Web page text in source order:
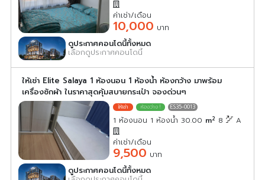
ค่าเช่า/เดือน
10,000 บาท
ดูประกาศคอนโดนี้ทั้งหมด
เลือกดูประกาศคอนโดนี้
ให้เช่า Elite Salaya 1 ห้องนอน 1 ห้องน้ำ ห้องกว้าง มาพร้อม
เครื่องซักผ้า ในราคาสุดคุ้มสบายกระเป๋า จองด่วนๆ
ES35-0013
1 ห้องนอน 1 ห้องน้ำ 30.00 m2 8 A
ค่าเช่า/เดือน
9,500 บาท
ดูประกาศคอนโดนี้ทั้งหมด